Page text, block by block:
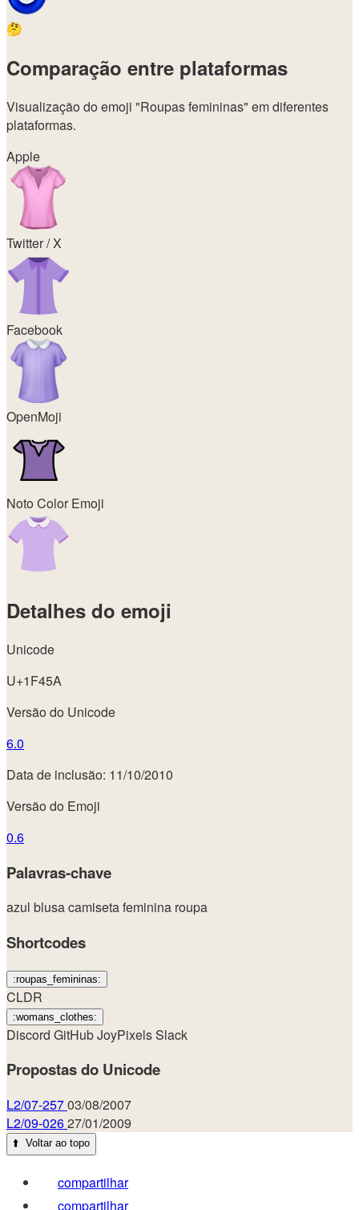
🤔
Comparação entre plataformas
Visualização do emoji "Roupas femininas" em diferentes
plataformas.
Apple
Twitter / X
Facebook
OpenMoji
Noto Color Emoji
Detalhes do emoji
Unicode
U+1F45A
Versão do Unicode
6.0
Data de inclusão: 11/10/2010
Versão do Emoji
0.6
Palavras-chave
azul blusacamisetafeminina roupa
Shortcodes
:roupas_femininas:
CLDR
:womans_clothes:
Discord GitHubJoyPixelsSlack
Propostas do Unicode
L2/07-25703/08/2007
L2/09-02627/01/2009
⬆️ Voltar ao topo
compartilhar
compartilhar